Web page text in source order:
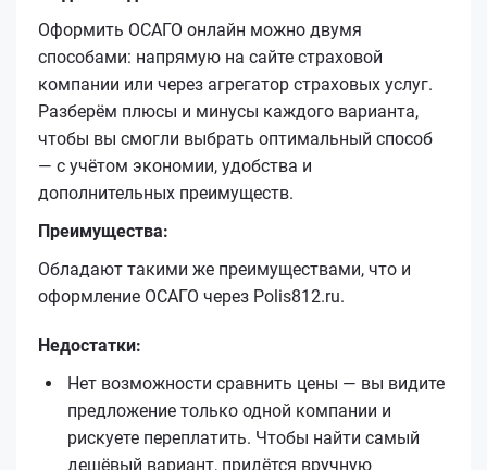
Оформить ОСАГО онлайн можно двумя
способами: напрямую на сайте страховой
компании или через агрегатор страховых услуг.
Разберём плюсы и минусы каждого варианта,
чтобы вы смогли выбрать оптимальный способ
— с учётом экономии, удобства и
дополнительных преимуществ.
Преимущества:
Обладают такими же преимуществами, что и
оформление ОСАГО через Polis812.ru.
Недостатки:
Нет возможности сравнить цены — вы видите
предложение только одной компании и
рискуете переплатить. Чтобы найти самый
дешёвый вариант, придётся вручную